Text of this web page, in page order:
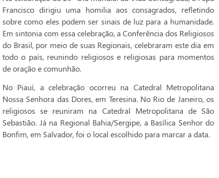
Francisco dirigiu uma homilia aos consagrados, refletindo
sobre como eles podem ser sinais de luz para a humanidade.
Em sintonia com essa celebração, a Conferência dos Religiosos
do Brasil, por meio de suas Regionais, celebraram este dia em
todo o país, reunindo religiosos e religiosas para momentos
de oração e comunhão.
No Piauí, a celebração ocorreu na Catedral Metropolitana
Nossa Senhora das Dores, em Teresina. No Rio de Janeiro, os
religiosos se reuniram na Catedral Metropolitana de São
Sebastião. Já na Regional Bahia/Sergipe, a Basílica Senhor do
Bonfim, em Salvador, foi o local escolhido para marcar a data.